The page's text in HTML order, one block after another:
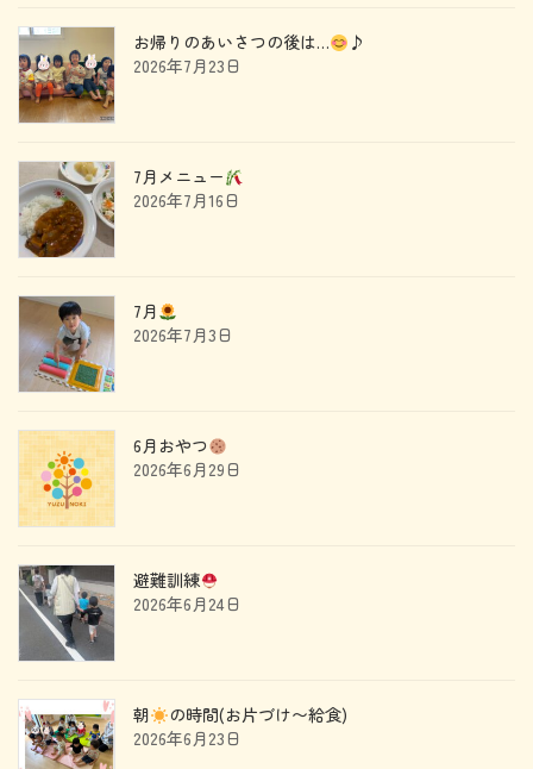
お帰りのあいさつの後は…
♪
2026年7月23日
7月メニュー
2026年7月16日
7月
2026年7月3日
6月おやつ
2026年6月29日
避難訓練
2026年6月24日
朝
の時間(お片づけ〜給食)
2026年6月23日